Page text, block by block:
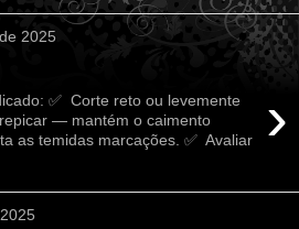
2025
›
✅ Corte reto ou levemente
repicar — mantém o caimento
as temidas marcações. ✅ Avaliar